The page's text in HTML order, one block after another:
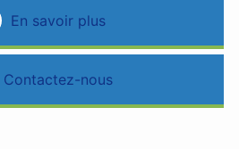
En savoir plus
Contactez-nous